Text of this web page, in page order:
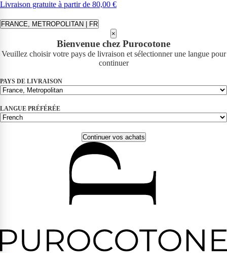
Livraison gratuite à partir de 80,00 €
FRANCE, METROPOLITAN | FR
×
Bienvenue chez Purocotone
Veuillez choisir votre pays de livraison et sélectionner une langue pour
continuer
PAYS DE LIVRAISON
LANGUE PRÉFÉRÉE
Continuer vos achats